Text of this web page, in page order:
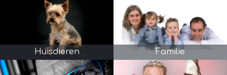
Huisdieren Familie